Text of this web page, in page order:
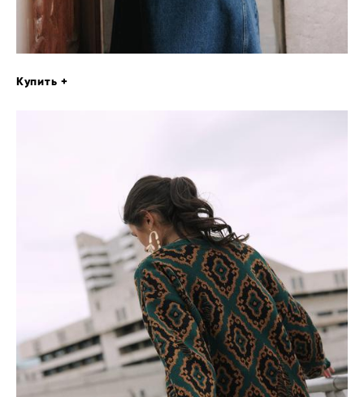
Купить +